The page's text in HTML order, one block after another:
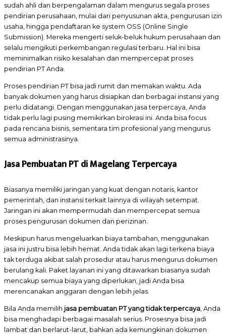
sudah ahli dan berpengalaman dalam mengurus segala proses
pendirian perusahaan, mulai dari penyusunan akta, pengurusan izin
usaha, hingga pendaftaran ke system OSS (Online Single
Submission). Mereka mengerti seluk-beluk hukum perusahaan dan
selalu mengikuti perkembangan regulasi terbaru. Hal ini bisa
meminimalkan risiko kesalahan dan mempercepat proses
pendirian PT Anda.
Proses pendirian PT bisa jadi rumit dan memakan waktu. Ada
banyak dokumen yang harus disiapkan dan berbagai instansi yang
perlu didatangi. Dengan menggunakan jasa terpercaya, Anda
tidak perlu lagi pusing memikirkan birokrasi ini. Anda bisa focus
pada rencana bisnis, sementara tim profesional yang mengurus
semua administrasinya.
Jasa Pembuatan PT di Magelang Terpercaya
Biasanya memiliki jaringan yang kuat dengan notaris, kantor
pemerintah, dan instansi terkait lainnya di wilayah setempat.
Jaringan ini akan mempermudah dan mempercepat semua
proses pengurusan dokumen dan perizinan.
Meskipun harus mengeluarkan biaya tambahan, menggunakan
jasa ini justru bisa lebih hemat. Anda tidak akan lagi terkena biaya
tak terduga akibat salah prosedur atau harus mengurus dokumen
berulang kali. Paket layanan ini yang ditawarkan biasanya sudah
mencakup semua biaya yang diperlukan, jadi Anda bisa
merencanakan anggaran dengan lebih jelas.
Bila Anda memilih jasa pembuatan PT yang tidak terpercaya , Anda
bisa menghadapi berbagai masalah serius. Prosesnya bisa jadi
lambat dan berlarut-larut, bahkan ada kemungkinan dokumen